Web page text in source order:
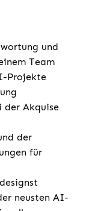
und
Team
Projekte
der Akquise
der
für
neusten AI-